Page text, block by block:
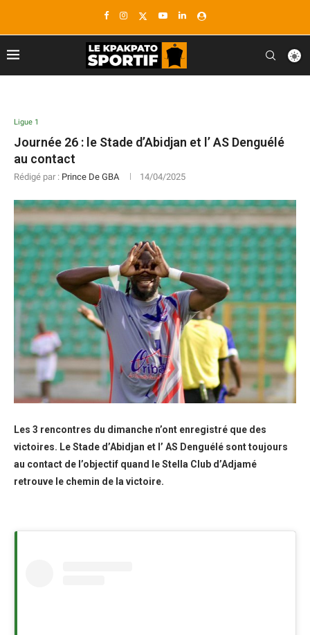
Ligue 1
Journée 26 : le Stade d’Abidjan et l’ AS Denguélé
au contact
Rédigé par : Prince De GBA 14/04/2025
Les 3 rencontres du dimanche n’ont enregistré que des
victoires. Le Stade d’Abidjan et l’ AS Denguélé sont toujours
au contact de l’objectif quand le Stella Club d’Adjamé
retrouve le chemin de la victoire.